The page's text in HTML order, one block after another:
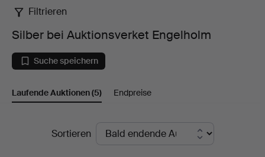
Silber
bei
Auktionsverket
Engelholm
Filtrieren
Silber bei Auktionsverket Engelholm
Suche speichern
Laufende Auktionen(5) Endpreise
LaufendeSortieren